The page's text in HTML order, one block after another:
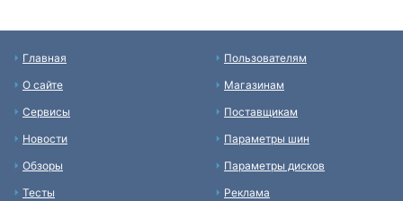
Главная
О сайте
Сервисы
Новости
Обзоры
Тесты
Пользователям
Магазинам
Поставщикам
Параметры шин
Параметры дисков
Реклама